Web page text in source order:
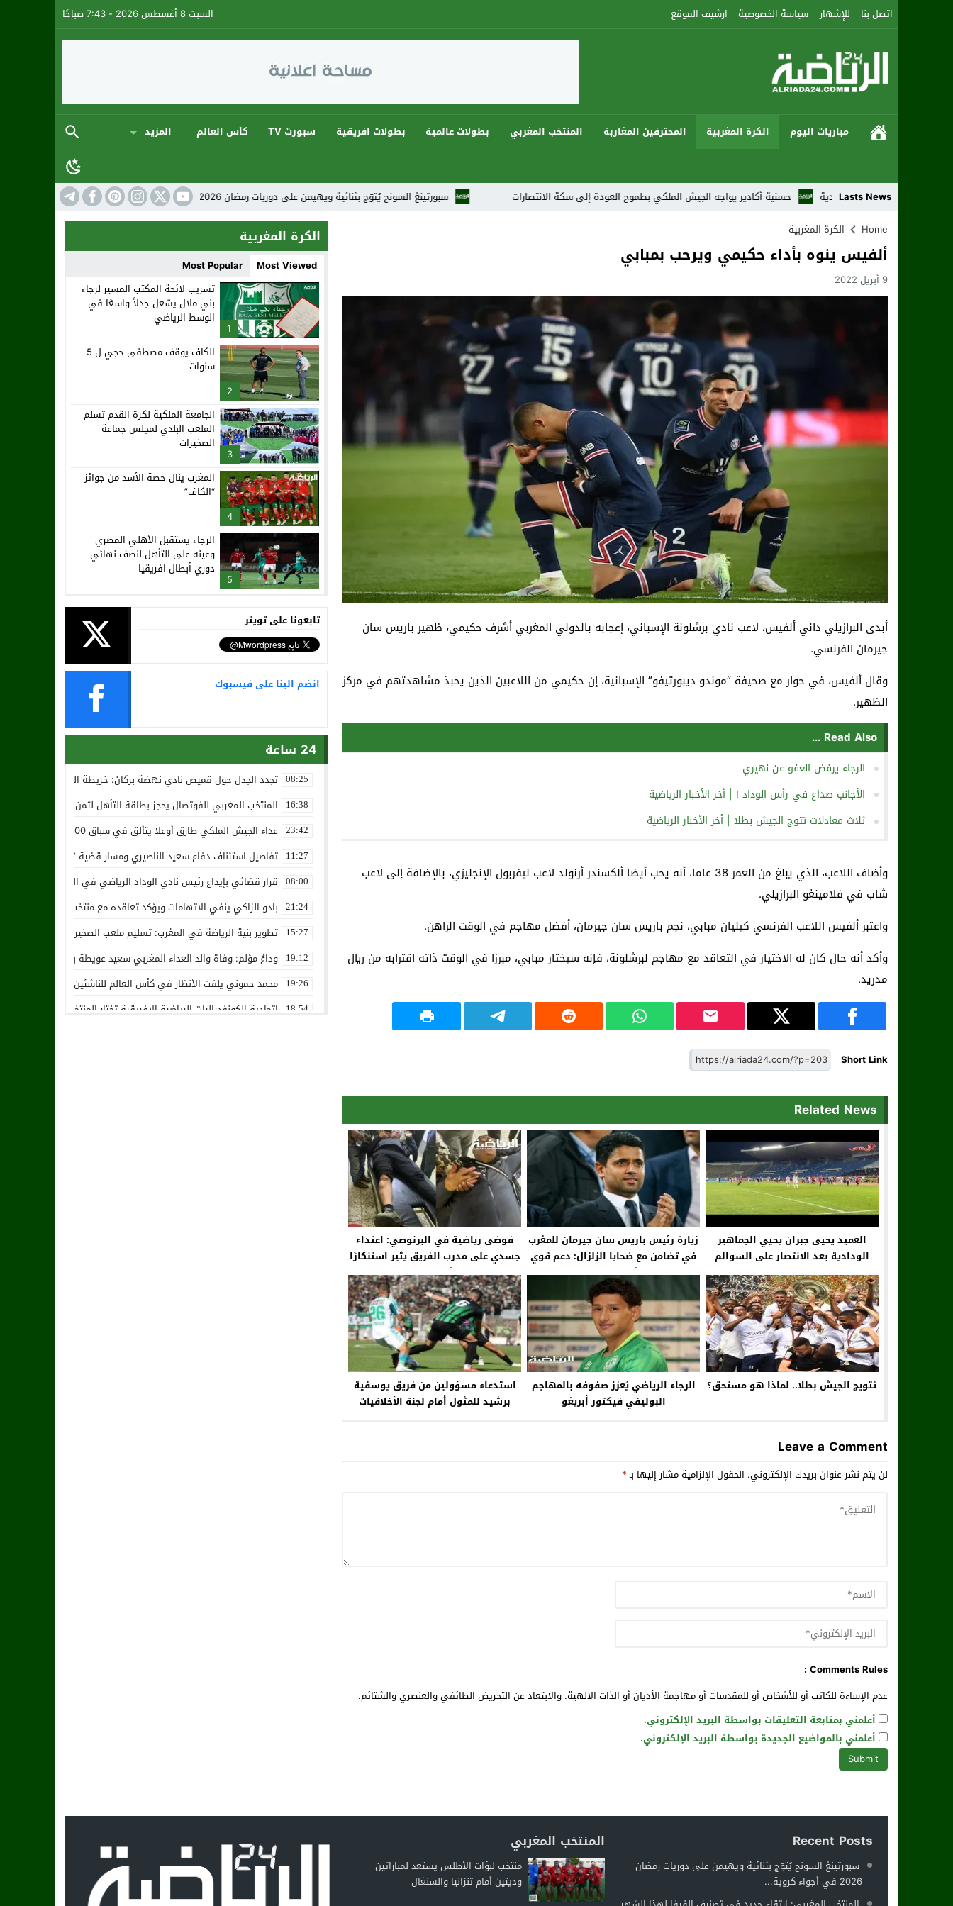
اتصل بنا للإشهار سياسة الخصوصية ارشيف الموقع السبت 8 أغسطس 2026 - 7:43 صباحًا
مباريات اليوم الكرة المغربية المحترفين المغاربة المنتخب المغربي بطولات عالمية بطولات افريقية سبورت TV كأس العالم المزيد
Lasts News سبورتينغ السونح يُتوّج بثنائية ويهيمن على دوريات رمضان 2026 في أجواء كروية استثنائية المنتخب المغربي: ارتقاء الإعدادية
حسنية أكادير يواجه الجيش الملكي بطموح العودة إلى سكة الانتصارات
Home
الكرة المغربية
ألفيس ينوه بأداء حكيمي ويرحب بمبابي
9 أبريل 2022
أبدى البرازيلي داني ألفيس، لاعب نادي برشلونة الإسباني، إعجابه بالدولي المغربي أشرف حكيمي، ظهير باريس سان
جيرمان الفرنسي.
وقال ألفيس، في حوار مع صحيفة “موندو ديبورتيفو” الإسبانية، إن حكيمي من اللاعبين الذين يحبذ مشاهدتهم في مركز
الظهير.
Read Also ...
الرجاء يرفض العفو عن نهيري
الأجانب صداع في رأس الوداد ! | أخر الأخبار الرياضية
ثلاث معادلات تتوج الجيش بطلا | أخر الأخبار الرياضية
وأضاف اللاعب، الذي يبلغ من العمر 38 عاما، أنه يحب أيضا ألكسندر أرنولد لاعب ليفربول الإنجليزي، بالإضافة إلى لاعب
شاب في فلامينغو البرازيلي.
واعتبر ألفيس اللاعب الفرنسي كيليان مبابي، نجم باريس سان جيرمان، أفضل مهاجم في الوقت الراهن.
وأكد أنه حال كان له الاختيار في التعاقد مع مهاجم لبرشلونة، فإنه سيختار مبابي، مبرزا في الوقت ذاته اقترابه من ريال
مدريد.
Short Link
Related News
العميد يحيى جبران يحيي الجماهير
الودادية بعد الانتصار على السوالم
زيارة رئيس باريس سان جيرمان للمغرب
في تضامن مع ضحايا الزلزال: دعم قوي
للشعب المغربي
فوضى رياضية في البرنوصي: اعتداء
جسدي على مدرب الفريق يثير استنكارًا
ويشعل الجدل
تتويج الجيش بطلا.. لماذا هو مستحق؟
الرجاء الرياضي يُعزز صفوفه بالمهاجم
البوليفي فيكتور أبريغو
استدعاء مسؤولين من فريق يوسفية
برشيد للمثول أمام لجنة الأخلاقيات
Leave a Comment
لن يتم نشر عنوان بريدك الإلكتروني. الحقول الإلزامية مشار إليها بـ*
Comments Rules :
عدم الإساءة للكاتب أو للأشخاص أو للمقدسات أو مهاجمة الأديان أو الذات الالهية. والابتعاد عن التحريض الطائفي والعنصري والشتائم.
أعلمني بمتابعة التعليقات بواسطة البريد الإلكتروني.
أعلمني بالمواضيع الجديدة بواسطة البريد الإلكتروني.
الكرة المغربية
Most Viewed
Most Popular
1
تسريب لائحة المكتب المسير لرجاء
بني ملال يشعل جدلاً واسعًا في
الوسط الرياضي
2
الكاف يوقف مصطفى حجي ل 5
سنوات
3
الجامعة الملكية لكرة القدم تسلم
الملعب البلدي لمجلس جماعة
الصخيرات
4
المغرب ينال حصة الأسد من جوائز
“الكاف”
5
الرجاء يستقبل الأهلي المصري
وعينه على التأهل لنصف نهائي
دوري أبطال افريقيا
تابعونا على تويتر
انضم الينا على فيسبوك
24 ساعة
08:25 تجدد الجدل حول قميص نادي نهضة بركان: خريطة المغرب تثير استياء
16:38 المنتخب المغربي للفوتصال يحجز بطاقة التأهل لثمن نهائي مونديال
23:42 عداء الجيش الملكي طارق أوعلا يتألق في سباق 4200 متر بمدينة سلا
11:27 تفاصيل استئناف دفاع سعيد الناصيري ومسار قضية ‘بارون المخدرات
08:00 قرار قضائي بإيداع رئيس نادي الوداد الرياضي في السجن في قضية
21:24 بادو الزاكي ينفي الاتهامات ويؤكد تعاقده مع منتخب النيجر دون تكفل
15:27 تطوير بنية الرياضة في المغرب: تسليم ملعب الصخيرات بالعشب
19:12 وداعٌ مؤلم: وفاة والد العداء المغربي سعيد عويطة بعد صراع طويل
19:26 محمد حموني يلفت الأنظار في كأس العالم للناشئين ويثير اهتمام
18:54 اتحادية الكونفدراليات الرياضية الإفريقية تختار المنتخب الوطني
Recent Posts
سبورتينغ السونح يُتوّج بثنائية ويهيمن على دوريات رمضان
2026 في أجواء كروية...
المنتخب المغربي
منتخب لبؤات الأطلس يستعد لمباراتين
وديتين أمام تنزانيا والسنغال